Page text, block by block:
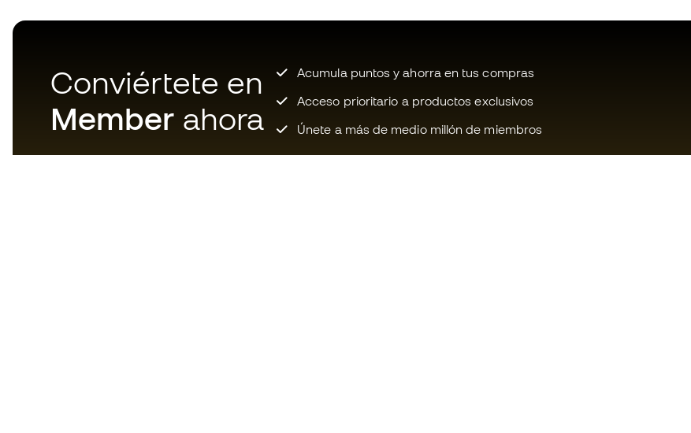
Conviértete en
Member ahora
Acumula puntos y ahorra en tus compras
Acceso prioritario a productos exclusivos
Únete a más de medio millón de miembros